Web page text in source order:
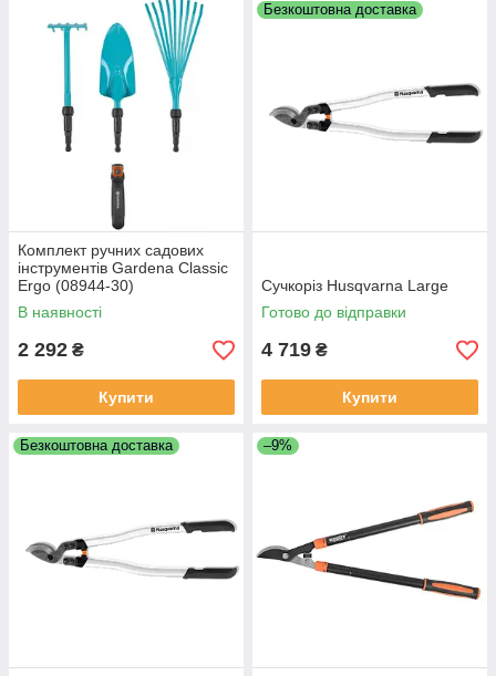
Комплект ручних садових
інструментів Gardena Classic
Ergo (08944-30)
В наявності
2 292 ₴
Купити
Безкоштовна доставка
Сучкоріз Husqvarna Large
Готово до відправки
4 719 ₴
Купити
Безкоштовна доставка –9%